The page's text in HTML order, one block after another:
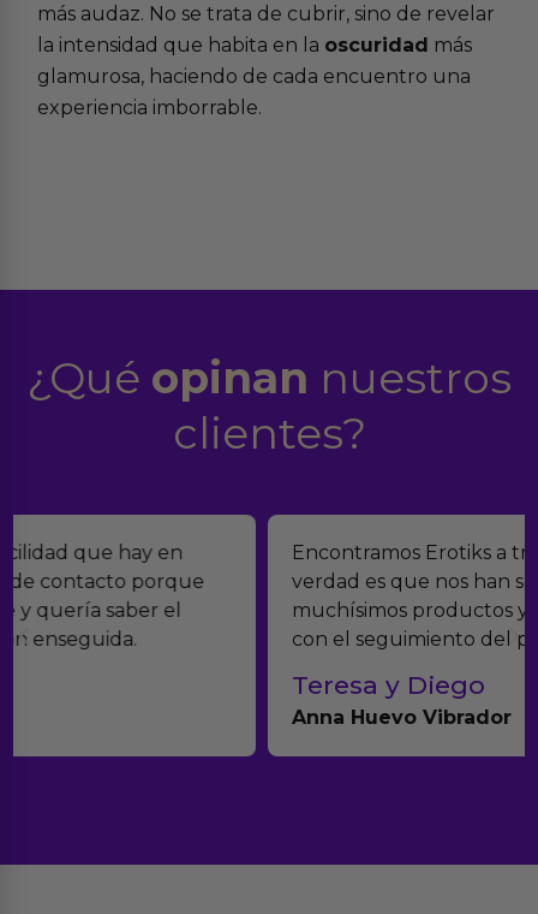
más audaz. No se trata de cubrir, sino de revelar
la intensidad que habita en la oscuridad más
glamurosa, haciendo de cada encuentro una
experiencia imborrable.
¿Qué opinan nuestros
clientes?
Encontramos Erotiks a través de Google y la
verdad es que nos han sorprendido. Tienen
muchísimos productos y han sido super atentos
con el seguimiento del pedido.